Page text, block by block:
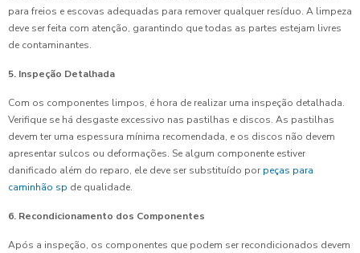
para freios e escovas adequadas para remover qualquer resíduo. A limpeza
deve ser feita com atenção, garantindo que todas as partes estejam livres
de contaminantes.
5. Inspeção Detalhada
Com os componentes limpos, é hora de realizar uma inspeção detalhada.
Verifique se há desgaste excessivo nas pastilhas e discos. As pastilhas
devem ter uma espessura mínima recomendada, e os discos não devem
apresentar sulcos ou deformações. Se algum componente estiver
danificado além do reparo, ele deve ser substituído por peças para
caminhão sp de qualidade.
6. Recondicionamento dos Componentes
Após a inspeção, os componentes que podem ser recondicionados devem